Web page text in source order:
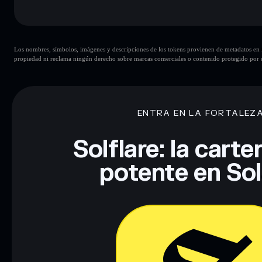
congelación
UNITED GLOBAL ENERGY
liquidez limitada
Descargo de responsabilidad: Esta información tiene
Los nombres, símbolos, imágenes y descripciones de los tokens provienen de metadatos
propiedad ni reclama ningún derecho sobre marcas comerciales o contenido protegido por
ENTRA EN LA FORTALEZA
Solflare: la
potente en